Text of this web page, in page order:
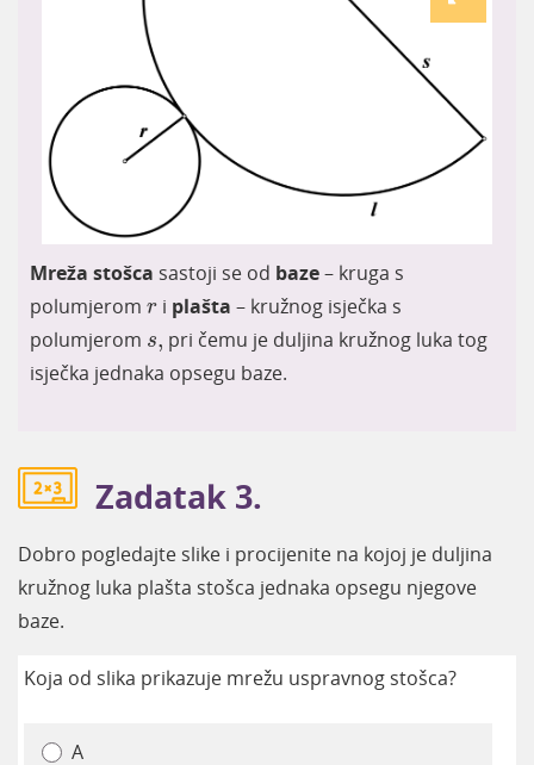
Mreža stošca sastoji se od baze– kruga s
polumjerom r
r i plašta – kružnog isječka s
polumjerom s,
s pri čemu je duljina kružnog luka tog
isječka jednaka opsegu baze.
Zadatak 3.
Dobro pogledajte slike i procijenite na kojoj je duljina
kružnog luka plašta stošca jednaka opsegu njegove
baze.
Koja od slika prikazuje mrežu uspravnog stošca?
A